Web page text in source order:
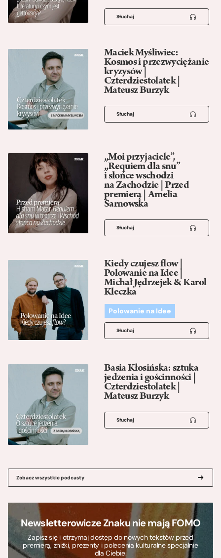
Słuchaj
Maciek Myśliwiec:
Kosmos i przezwyciężanie
kryzysów |
Czterdziestolatek |
Mateusz Burzyk
Słuchaj
„Moi przyjaciele”,
„Requiem dla snu”
i słońce wschodzi
na Zachodzie | Przed
premierą | Amelia
Sarnowska
Słuchaj
Kiedy czujesz flow |
Polowanie na Idee |
Michał Jędrzejek & Karol
Kleczka
Polowanie na Idee
Słuchaj
Basia Kłosińska: sztuka
jedzenia i gościnności |
Czterdziestolatek |
Mateusz Burzyk
Słuchaj
Zobacz wszystkie podcasty
Newsletterowicze Znaku nie mają FOMO
Zapisz się i otrzymaj dostęp do nowych tekstów przed
premierą, zniżki, prezenty i polecenia kulturalne specjalnie
dla Ciebie.